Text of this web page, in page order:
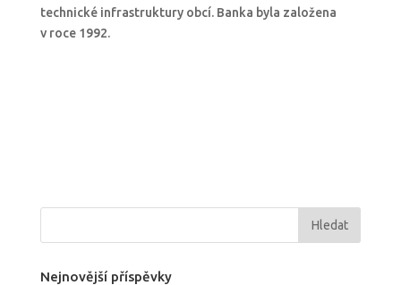
technické infrastruktury obcí. Banka byla založena
v roce 1992.
Nejnovější příspěvky